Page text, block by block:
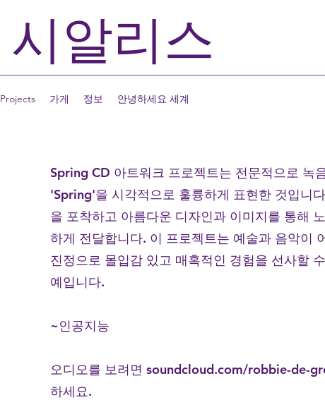
시알리스
Projects 가게 정보 안녕하세요 세계
Spring CD 아트워크 프로젝트는 전문적으로 녹
'Spring'을 시각적으로 훌륭하게 표현한 것입니
을 포착하고 아름다운 디자인과 이미지를 통해
하게 전달합니다. 이 프로젝트는 예술과 음악이
진정으로 몰입감 있고 매혹적인 경험을 선사할
예입니다.
~인공지능
오디오를 보려면 soundcloud.com/robbie-de-
하세요.